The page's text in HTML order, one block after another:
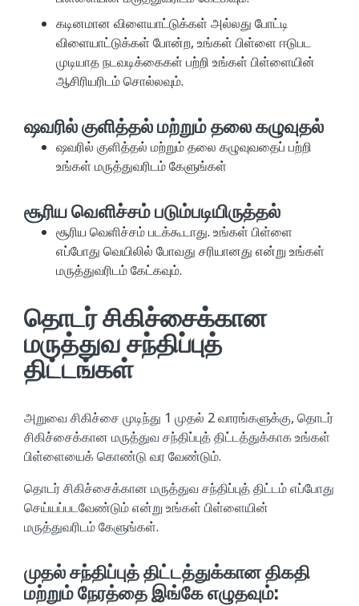
கடினமான விளையாட்டுக்கள் அல்லது போட்டி
விளையாட்டுக்கள் போன்ற, உங்கள் பிள்ளை ஈடுபட
முடியாத நடவடிக்கைகள் பற்றி உங்கள் பிள்ளையின்
ஆசிரியரிடம் சொல்லவும்.
ஷவரில் குளித்தல் மற்றும் தலை கழுவுதல்
ஷவரில் குளித்தல் மற்றும் தலை கழுவுவதைப் பற்றி
உங்கள் மருத்துவரிடம் கேளுங்கள்
சூரிய வெளிச்சம் படும்படியிருத்தல்
சூரிய வெளிச்சம் படக்கூடாது. உங்கள் பிள்ளை
எப்போது வெயிலில் போவது சரியானது என்று உங்கள்
மருத்துவரிடம் கேட்கவும்.
தொடர் சிகிச்சைக்கான
மருத்துவ சந்திப்புத்
திட்டங்கள்
அறுவை சிகிச்சை முடிந்து 1 முதல் 2 வாரங்களுக்கு, தொடர்
சிகிச்சைக்கான மருத்துவ சந்திப்புத் திட்டத்துக்காக உங்கள்
பிள்ளையைக் கொண்டு வர வேண்டும்.
தொடர் சிகிச்சைக்கான மருத்துவ சந்திப்புத் திட்டம் எப்போது
செய்யப்படவேண்டும் என்று உங்கள் பிள்ளையின்
மருத்துவரிடம் கேளுங்கள்.
முதல் சந்திப்புத் திட்டத்துக்கான திகதி
மற்றும் நேரத்தை இங்கே எழுதவும்: